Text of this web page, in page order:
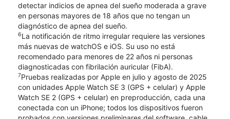
detectar indicios de apnea del sueño moderada a grave
en personas mayores de 18 años que no tengan un
diagnóstico de apnea del sueño.
6La notificación de ritmo irregular requiere las versiones
más nuevas de watchOS e iOS. Su uso no está
recomendado para menores de 22 años ni personas
diagnosticadas con fibrilación auricular (FibA).
7Pruebas realizadas por Apple en julio y agosto de 2025
con unidades Apple Watch SE 3 (GPS + celular) y Apple
Watch SE 2 (GPS + celular) en preproducción, cada una
conectada con un iPhone; todos los dispositivos fueron